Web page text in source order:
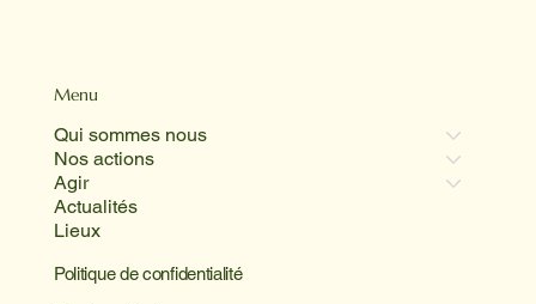
Menu
Qui sommes nous
Nos actions
Agir
Actualités
Lieux
Politique de confidentialité